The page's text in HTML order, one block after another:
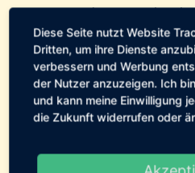
verändertes
Wenn mehrere dieser
auftreten oder sich
sinnvoll, Ursachen
Hundetrainer/
Diese Seite nutzt Website
Dritten, um ihre Dienste
verbessern und Werbung
der Nutzer anzuzeigen. Ich
und kann meine Einwilligung
die Zukunft widerrufen oder